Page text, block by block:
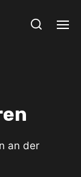
an der